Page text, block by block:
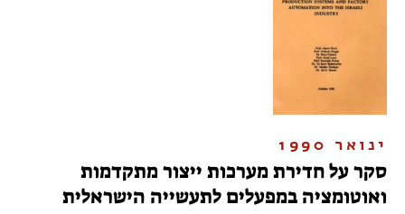
ינואר 1990
סקר על חדירת מערכות ייצור מתקדמות
ואוטומציה במפעלים לתעשייה הישראלית